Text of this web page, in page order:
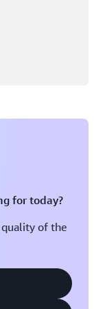
for today?
quality of the